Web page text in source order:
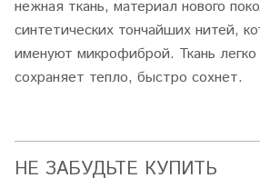
нежная ткань, материал нового
синтетических тончайших нитей,
именуют микрофиброй. Ткань легко
сохраняет тепло, быстро сохнет.
НЕ ЗАБУДЬТЕ КУПИТЬ